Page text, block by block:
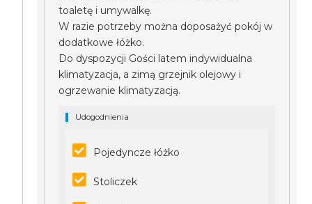
toaletę i umywalkę.
W razie potrzeby można doposażyć pokój w
dodatkowe łóżko.
Do dyspozycji Gości latem indywidualna
klimatyzacja, a zimą grzejnik olejowy i
ogrzewanie klimatyzacją.
Udogodnienia
Pojedyncze łóżko
Stoliczek